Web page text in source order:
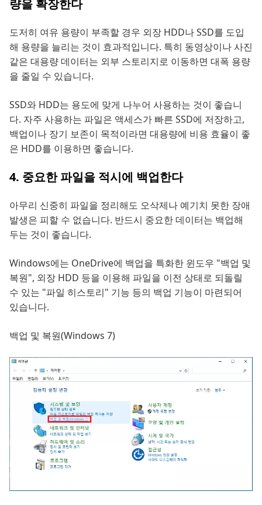
량을 확장한다
도저히 여유 용량이 부족할 경우 외장 HDD나 SSD를 도입
해 용량을 늘리는 것이 효과적입니다. 특히 동영상이나 사진
같은 대용량 데이터는 외부 스토리지로 이동하면 대폭 용량
을 줄일 수 있습니다.
SSD와 HDD는 용도에 맞게 나누어 사용하는 것이 좋습니
다. 자주 사용하는 파일은 액세스가 빠른 SSD에 저장하고,
백업이나 장기 보존이 목적이라면 대용량에 비용 효율이 좋
은 HDD를 이용하면 좋습니다.
4. 중요한 파일을 적시에 백업한다
아무리 신중히 파일을 정리해도 오삭제나 예기치 못한 장애
발생은 피할 수 없습니다. 반드시 중요한 데이터는 백업해
두는 것이 좋습니다.
Windows에는 OneDrive에 백업을 특화한 윈도우 "백업 및
복원", 외장 HDD 등을 이용해 파일을 이전 상태로 되돌릴
수 있는 "파일 히스토리" 기능 등의 백업 기능이 마련되어
있습니다.
백업 및 복원(Windows 7)